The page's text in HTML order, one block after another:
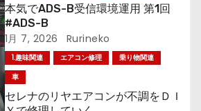
本気でADS-B受信環境運用 第1回
#ADS-B
1月 7, 2026 Rurineko
1.趣味関連 エアコン修理
乗り物関連
車
セレナのリヤエアコンが不調をＤＩ